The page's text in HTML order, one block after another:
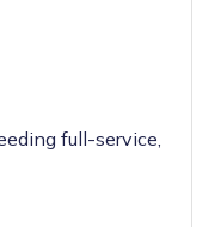
full-service,